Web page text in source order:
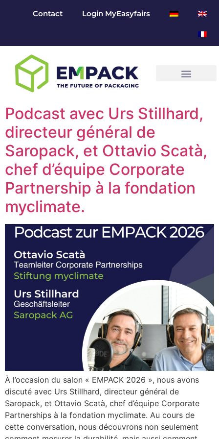
Contact Login MyEasyfairs
Podcast avec Urs Stillhard,
directeur général de
Saropack, et Ottavio Scatà,
chef d’équipe Corporate
Partnership à la fondation
myclimate.
À l’occasion du salon « EMPACK 2026 », nous avons
discuté avec Urs Stillhard, directeur général de
Saropack, et Ottavio Scatà, chef d’équipe Corporate
Partnerships à la fondation myclimate. Au cours de
cette conversation, nous découvrons non seulement